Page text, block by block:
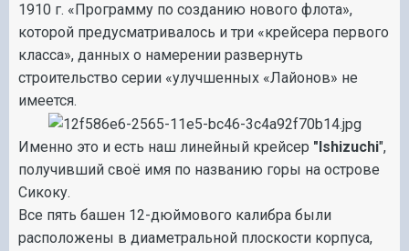
1910 г. «Программу по созданию нового флота»,
которой предусматривалось и три «крейсера первого
класса», данных о намерении развернуть
строительство серии «улучшенных «Лайонов» не
имеется.
Именно это и есть наш линейный крейсер "Ishizuchi",
получивший своё имя по названию горы на острове
Сикоку.
Все пять башен 12-дюймового калибра были
расположены в диаметральной плоскости корпуса,